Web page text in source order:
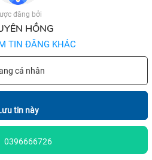
đăng bởi
HỒNG
TIN ĐĂNG KHÁC
cá nhân
tin này
0396666726